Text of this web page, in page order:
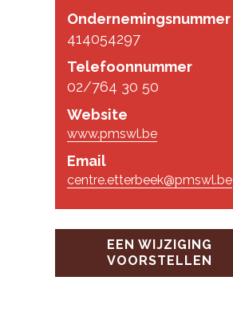
Ondernemingsnummer
414054297
Telefoonnummer
02/764 30 50
Website
www.pmswl.be
Email
centre.etterbeek@pmswl.be
EEN WIJZIGING
VOORSTELLEN